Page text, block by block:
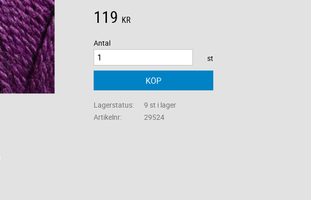
119 KR
Antal
st
KÖP
Lagerstatus
9 st i lager
Artikelnr
29524